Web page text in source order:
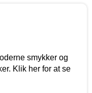
smykker og
Klik her for at se